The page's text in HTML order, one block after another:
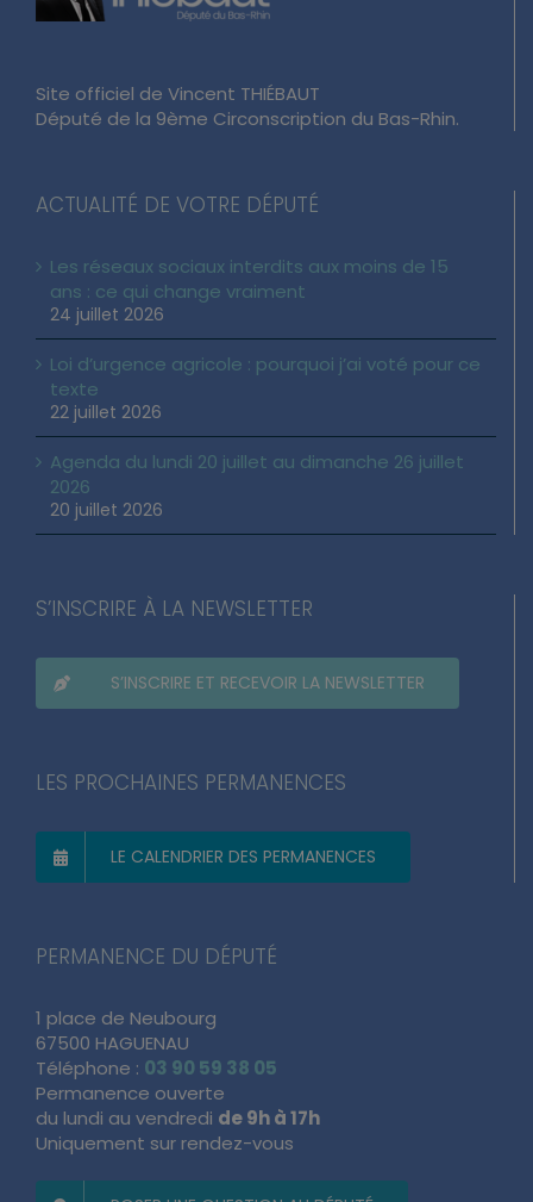
Site officiel de Vincent THIÉBAUT
Député de la 9ème Circonscription du Bas-Rhin.
ACTUALITÉ DE VOTRE DÉPUTÉ
Les réseaux sociaux interdits aux moins de 15
ans : ce qui change vraiment
24 juillet 2026
Loi d’urgence agricole : pourquoi j’ai voté pour ce
texte
22 juillet 2026
Agenda du lundi 20 juillet au dimanche 26 juillet
2026
20 juillet 2026
S’INSCRIRE À LA NEWSLETTER
S’INSCRIRE ET RECEVOIR LA NEWSLETTER
LES PROCHAINES PERMANENCES
LE CALENDRIER DES PERMANENCES
PERMANENCE DU DÉPUTÉ
1 place de Neubourg
67500 HAGUENAU
Téléphone : 03 90 59 38 05
Permanence ouverte
du lundi au vendredi de 9h à 17h
Uniquement sur rendez-vous